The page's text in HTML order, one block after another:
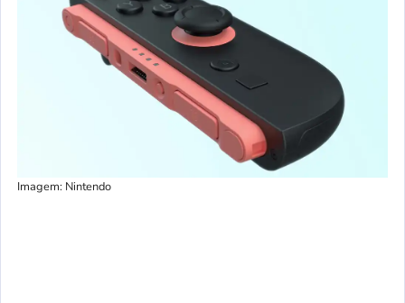
Imagem: Nintendo